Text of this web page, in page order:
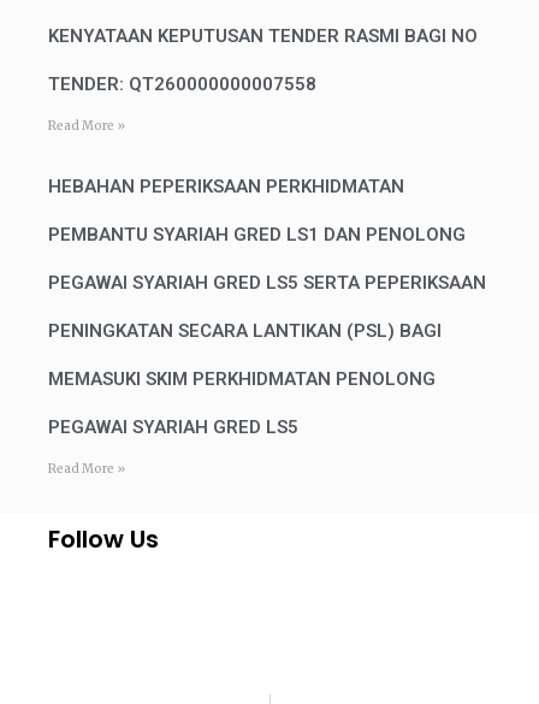
KENYATAAN KEPUTUSAN TENDER RASMI BAGI NO
TENDER: QT260000000007558
Read More »
HEBAHAN PEPERIKSAAN PERKHIDMATAN
PEMBANTU SYARIAH GRED LS1 DAN PENOLONG
PEGAWAI SYARIAH GRED LS5 SERTA PEPERIKSAAN
PENINGKATAN SECARA LANTIKAN (PSL) BAGI
MEMASUKI SKIM PERKHIDMATAN PENOLONG
PEGAWAI SYARIAH GRED LS5
Read More »
Follow Us